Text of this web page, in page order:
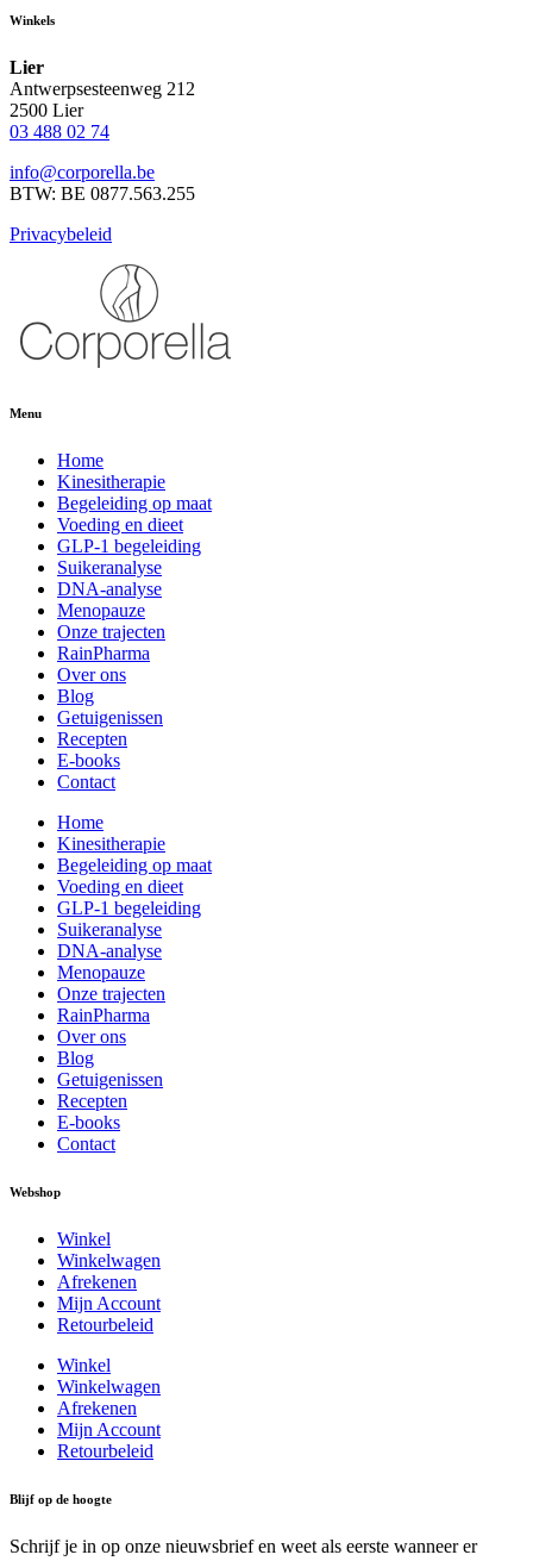
Winkels
Lier
Antwerpsesteenweg 212
2500 Lier
03 488 02 74
info@corporella.be
BTW: BE 0877.563.255
Privacybeleid
Menu
Home
Kinesitherapie
Begeleiding op maat
Voeding en dieet
GLP-1 begeleiding
Suikeranalyse
DNA-analyse
Menopauze
Onze trajecten
RainPharma
Over ons
Blog
Getuigenissen
Recepten
E-books
Contact
Home
Kinesitherapie
Begeleiding op maat
Voeding en dieet
GLP-1 begeleiding
Suikeranalyse
DNA-analyse
Menopauze
Onze trajecten
RainPharma
Over ons
Blog
Getuigenissen
Recepten
E-books
Contact
Webshop
Winkel
Winkelwagen
Afrekenen
Mijn Account
Retourbeleid
Winkel
Winkelwagen
Afrekenen
Mijn Account
Retourbeleid
Blijf op de hoogte
Schrijf je in op onze nieuwsbrief en weet als eerste wanneer er